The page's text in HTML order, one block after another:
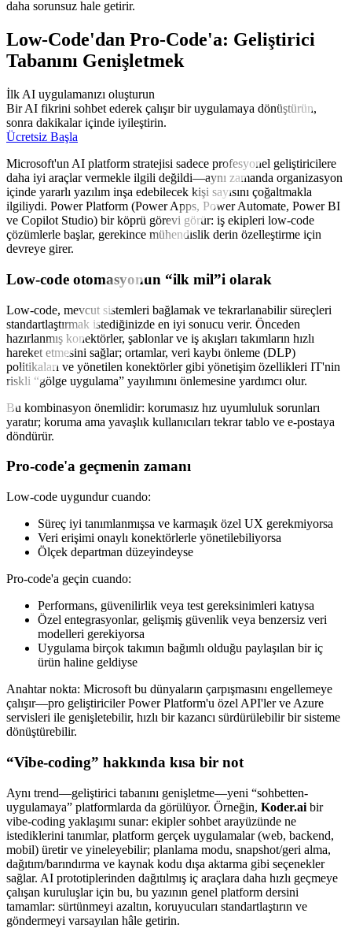
daha sorunsuz hale getirir.
Low-Code'dan Pro-Code'a: Geliştirici
Tabanını Genişletmek
İlk AI uygulamanızı oluşturun
Bir AI fikrini sohbet ederek çalışır bir uygulamaya dönüştürün,
sonra dakikalar içinde iyileştirin.
Ücretsiz Başla
Microsoft'un AI platform stratejisi sadece profesyonel geliştiricilere
daha iyi araçlar vermekle ilgili değildi—aynı zamanda organizasyon
içinde yararlı yazılım inşa edebilecek kişi sayısını çoğaltmakla
ilgiliydi. Power Platform (Power Apps, Power Automate, Power BI
ve Copilot Studio) bir köprü görevi görür: iş ekipleri low-code
çözümlerle başlar, gerekince mühendislik derin özelleştirme için
devreye girer.
Low-code otomasyonun “ilk mil”i olarak
Low-code, mevcut sistemleri bağlamak ve tekrarlanabilir süreçleri
standartlaştırmak istediğinizde en iyi sonucu verir. Önceden
hazırlanmış konektörler, şablonlar ve iş akışları takımların hızlı
hareket etmesini sağlar; ortamlar, veri kaybı önleme (DLP)
politikaları ve yönetilen konektörler gibi yönetişim özellikleri IT'nin
riskli “gölge uygulama” yayılımını önlemesine yardımcı olur.
Bu kombinasyon önemlidir: korumasız hız uyumluluk sorunları
yaratır; koruma ama yavaşlık kullanıcıları tekrar tablo ve e-postaya
döndürür.
Pro-code'a geçmenin zamanı
Low-code uygundur cuando:
Süreç iyi tanımlanmışsa ve karmaşık özel UX gerekmiyorsa
Veri erişimi onaylı konektörlerle yönetilebiliyorsa
Ölçek departman düzeyindeyse
Pro-code'a geçin cuando:
Performans, güvenilirlik veya test gereksinimleri katıysa
Özel entegrasyonlar, gelişmiş güvenlik veya benzersiz veri
modelleri gerekiyorsa
Uygulama birçok takımın bağımlı olduğu paylaşılan bir iç
ürün haline geldiyse
Anahtar nokta: Microsoft bu dünyaların çarpışmasını engellemeye
çalışır—pro geliştiriciler Power Platform'u özel API'ler ve Azure
servisleri ile genişletebilir, hızlı bir kazancı sürdürülebilir bir sisteme
dönüştürebilir.
“Vibe-coding” hakkında kısa bir not
Aynı trend—geliştirici tabanını genişletme—yeni “sohbetten-
uygulamaya” platformlarda da görülüyor. Örneğin, Koder.ai bir
vibe-coding yaklaşımı sunar: ekipler sohbet arayüzünde ne
istediklerini tanımlar, platform gerçek uygulamalar (web, backend,
mobil) üretir ve yineleyebilir; planlama modu, snapshot/geri alma,
dağıtım/barındırma ve kaynak kodu dışa aktarma gibi seçenekler
sağlar. AI prototiplerinden dağıtılmış iç araçlara daha hızlı geçmeye
çalışan kuruluşlar için bu, bu yazının genel platform dersini
tamamlar: sürtünmeyi azaltın, koruyucuları standartlaştırın ve
göndermeyi varsayılan hâle getirin.